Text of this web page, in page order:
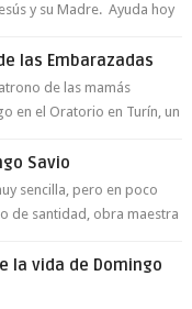
y su Madre. Ayuda hoy
las Embarazadas
de las mamás
en el Oratorio en Turín, un
Savio
sencilla, pero en poco
de santidad, obra maestra
la vida de Domingo